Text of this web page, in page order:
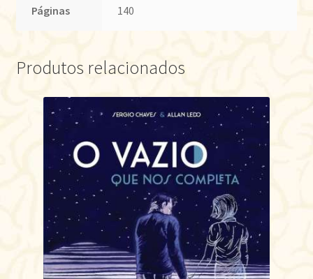
Páginas 140
Produtos relacionados